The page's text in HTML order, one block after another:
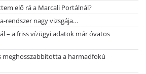
elő rá a Marcali Portálnál?
rendszer nagy vizsgája…
– a friss vízügyi adatok már óvatos
meghosszabbította a harmadfokú